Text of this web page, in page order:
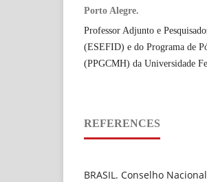
Porto Alegre.
Professor Adjunto e
(ESEFID) e do Programa de
(PPGCMH) da Universidade
REFERENCES
BRASIL. Conselho